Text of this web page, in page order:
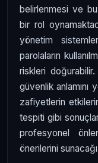
belirlenmesi ve bu
bir rol
yönetim
parolaların
riskleri
güvenlik anlamını
zafiyetlerin
tespiti gibi
profesyonel
önerilerini